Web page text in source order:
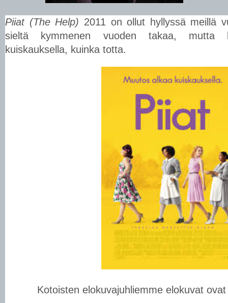
Piiat (The Help) 2011 on ollut hyllyssä meillä
sieltä kymmenen vuoden takaa, mutta
kuiskauksella, kuinka totta.
Kotoisten elokuvajuhliemme elokuvat